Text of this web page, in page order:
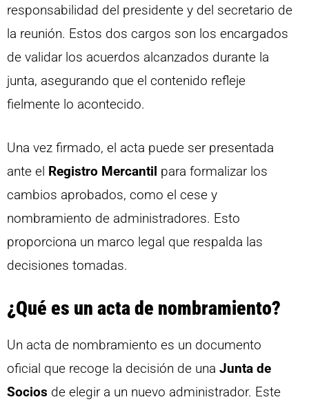
responsabilidad del presidente y del secretario de
la reunión. Estos dos cargos son los encargados
de validar los acuerdos alcanzados durante la
junta, asegurando que el contenido refleje
fielmente lo acontecido.
Una vez firmado, el acta puede ser presentada
ante el Registro Mercantil para formalizar los
cambios aprobados, como el cese y
nombramiento de administradores. Esto
proporciona un marco legal que respalda las
decisiones tomadas.
¿Qué es un acta de nombramiento?
Un acta de nombramiento es un documento
oficial que recoge la decisión de una Junta de
Socios de elegir a un nuevo administrador. Este